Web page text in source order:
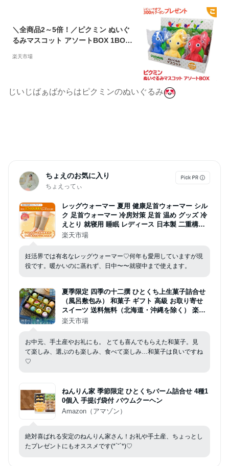
＼全商品2～5倍！／ピクミン ぬいぐ
るみマスコット アソートBOX 1BOX
ム キャラクター グッズ おもちゃ 雑貨
楽天市場
じいじばぁばからはピクミンのぬいぐるみ
ちょえのお気に入り
ちょえってぃ
レッグウォーマー 夏用 健康足首ウォーマー シル
ク 足首ウォーマー 冷房対策 足首 温め グッズ 冷
えとり 就寝用 睡眠 レディース 日本製 二重構造
ショート 温活 レッグウォーマー レディース 山忠
楽天市場
妊活界では有名なレッグウォーマー♡何年も愛用していますが現
役です。暖かいのに蒸れず、日中〜〜就寝中まで使えます。
夏季限定 四季の十二撰 ひとくち上生菓子詰合せ
（風呂敷包み） 和菓子 ギフト 高級 お取り寄せ
スイーツ 送料無料（北海道・沖縄を除く） 楽天
グルメ大賞3年連続受賞 風味絶佳.山陰
楽天市場
お中元、手土産やお礼にも。 とても喜んでもらえた和菓子。見
て楽しみ、選ぶのも楽しみ、食べて楽しみ…和菓子は良いですね
♡
ねんりん家 季節限定 ひとくちバーム詰合せ 4種1
0個入 手提げ袋付 バウムクーヘン
Amazon（アマゾン）
絶対喜ばれる安定のねんりん家さん！お礼や手土産、ちょっとし
たプレゼントにもオススメです(*´˘`*)♡